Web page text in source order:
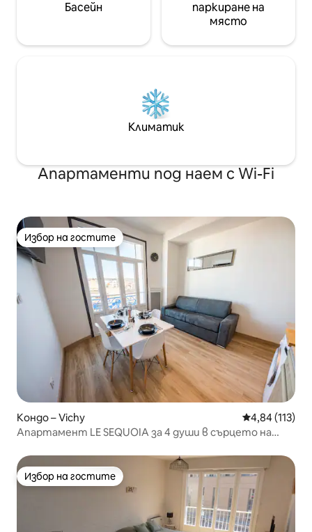
Басейн
паркиране на
място
Климатик
Апартаменти под наем с Wi-Fi
Избор на гостите
Избор на гостите
Кондо – Vichy Средна
4,84 (113)
Апартамент LE SEQUOIA за 4 души в сърцето на
Избор на гостите
Избор на гостите